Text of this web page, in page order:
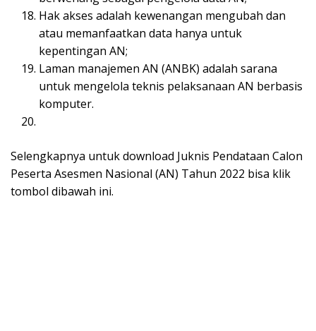
Hak akses adalah kewenangan mengubah dan
atau memanfaatkan data hanya untuk
kepentingan AN;
Laman manajemen AN (ANBK) adalah sarana
untuk mengelola teknis pelaksanaan AN berbasis
komputer.
Selengkapnya untuk download Juknis Pendataan Calon
Peserta Asesmen Nasional (AN) Tahun 2022 bisa klik
tombol dibawah ini.